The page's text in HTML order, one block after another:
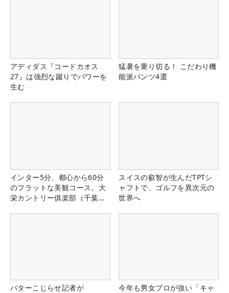
アディダス『コードカオス
27』は強烈な蹴りでパワーを
生む
猛暑を乗り切る！ こだわり機
能派パンツ4選
インター5分、都心から60分
のフラットな美観コース。大
栄カントリー俱楽部（千葉
スイスの叡智が生んだTPTシ
ャフトで、ゴルフを異次元の
世界へ
パターこじらせ記者が
今年も男女プロが強い「キャ